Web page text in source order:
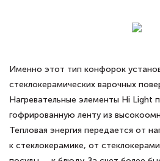
Именно этот тип конфорок
стеклокерамических варочных
Нагревательные элементы Hi Light
гофрированную ленту из
Тепловая энергия передается от
к стеклокерамике, от